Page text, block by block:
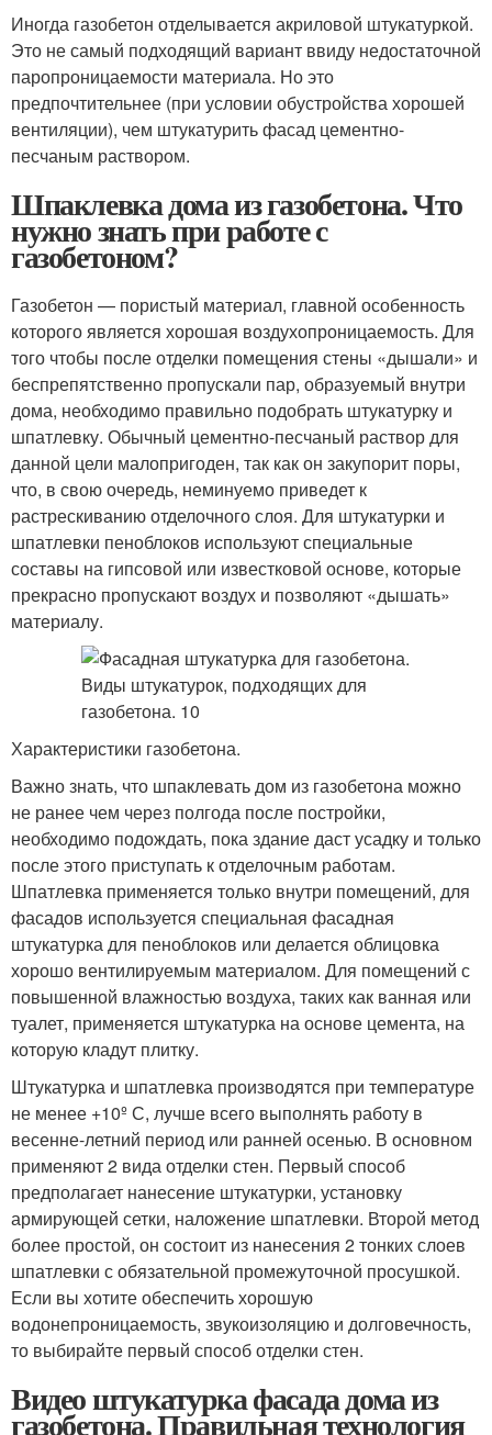
Иногда газобетон отделывается акриловой штукатуркой.
Это не самый подходящий вариант ввиду недостаточной
паропроницаемости материала. Но это
предпочтительнее (при условии обустройства хорошей
вентиляции), чем штукатурить фасад цементно-
песчаным раствором.
Шпаклевка дома из газобетона. Что
нужно знать при работе с
газобетоном?
Газобетон — пористый материал, главной особенность
которого является хорошая воздухопроницаемость. Для
того чтобы после отделки помещения стены «дышали» и
беспрепятственно пропускали пар, образуемый внутри
дома, необходимо правильно подобрать штукатурку и
шпатлевку. Обычный цементно-песчаный раствор для
данной цели малопригоден, так как он закупорит поры,
что, в свою очередь, неминуемо приведет к
растрескиванию отделочного слоя. Для штукатурки и
шпатлевки пеноблоков используют специальные
составы на гипсовой или известковой основе, которые
прекрасно пропускают воздух и позволяют «дышать»
материалу.
Характеристики газобетона.
Важно знать, что шпаклевать дом из газобетона можно
не ранее чем через полгода после постройки,
необходимо подождать, пока здание даст усадку и только
после этого приступать к отделочным работам.
Шпатлевка применяется только внутри помещений, для
фасадов используется специальная фасадная
штукатурка для пеноблоков или делается облицовка
хорошо вентилируемым материалом. Для помещений с
повышенной влажностью воздуха, таких как ванная или
туалет, применяется штукатурка на основе цемента, на
которую кладут плитку.
Штукатурка и шпатлевка производятся при температуре
не менее +10º С, лучше всего выполнять работу в
весенне-летний период или ранней осенью. В основном
применяют 2 вида отделки стен. Первый способ
предполагает нанесение штукатурки, установку
армирующей сетки, наложение шпатлевки. Второй метод
более простой, он состоит из нанесения 2 тонких слоев
шпатлевки с обязательной промежуточной просушкой.
Если вы хотите обеспечить хорошую
водонепроницаемость, звукоизоляцию и долговечность,
то выбирайте первый способ отделки стен.
Видео штукатурка фасада дома из
газобетона. Правильная технология